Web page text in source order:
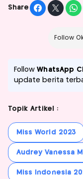
Share
Follow
FollowWhatsApp
update berita
Topik Artikel :
Miss World 2023
Audrey Vanessa
Miss Indonesia